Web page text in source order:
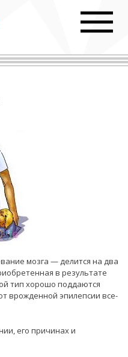
мозга — делится на два
в результате
тип хорошо поддаются
врожденной эпилепсии все-
его причинах и